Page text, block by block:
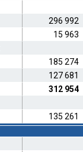
296 992
15 963
185 274
127 681
312 954
135 261